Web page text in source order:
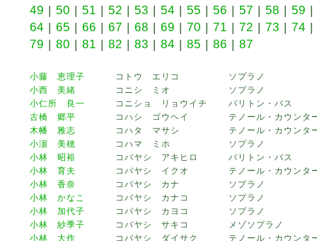
49 | 50 | 51 | 52 | 53 | 54 | 55 | 56 | 57 | 58 | 59 |
64 | 65 | 66 | 67 | 68 | 69 | 70 | 71 | 72 | 73 | 74 |
79 | 80 | 81 | 82 | 83 | 84 | 85 | 86 | 87
小藤 恵理子 コトウ エリコ
ソプラノ
小西 美緒
コニシ ミオ
ソプラノ
小仁所 良一
コニショ リョウイチ
バリトン・バス
古橋 郷平
コハシ ゴウヘイ
テノール・カウンタ
木幡 雅志
コハタ マサシ
テノール・カウンタ
小濵 美穂
コハマ ミホ
ソプラノ
小林 昭裕
コバヤシ アキヒロ
バリトン・バス
小林 育夫
コバヤシ イクオ
テノール・カウンタ
小林 香奈
コバヤシ カナ
ソプラノ
小林 かなこ
コバヤシ カナコ
ソプラノ
小林 加代子
コバヤシ カヨコ
ソプラノ
小林 紗季子
コバヤシ サキコ
メゾソプラノ
小林 大作
コバヤシ ダイサク
テノール・カウンタ